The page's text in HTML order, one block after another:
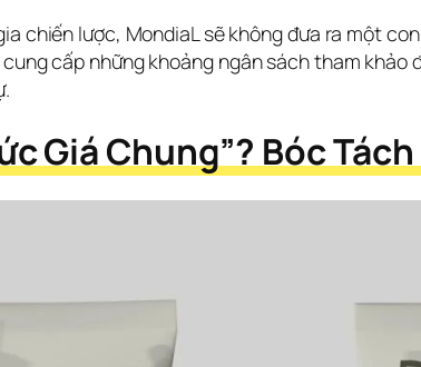
chiến lược, MondiaL sẽ không đưa ra một
cấp những khoảng ngân sách tham
Giá Chung”? Bóc Tách